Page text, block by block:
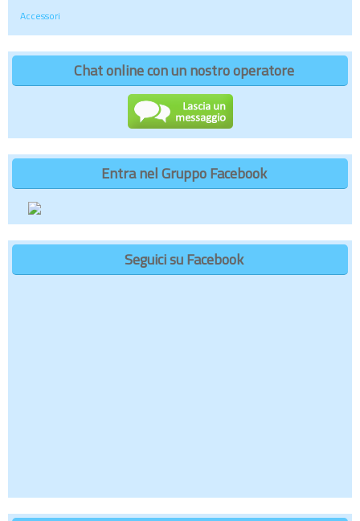
Accessori
Chat online con un nostro operatore
Entra nel Gruppo Facebook
Seguici su Facebook